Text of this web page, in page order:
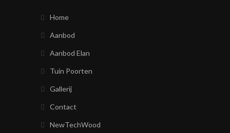
Home
Aanbod
Aanbod Elan
Tuin Poorten
Gallerij
Contact
NewTechWood